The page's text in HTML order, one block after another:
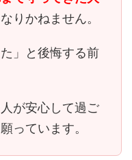
りかねません。
」と後悔する前
が安心して過ご
っています。